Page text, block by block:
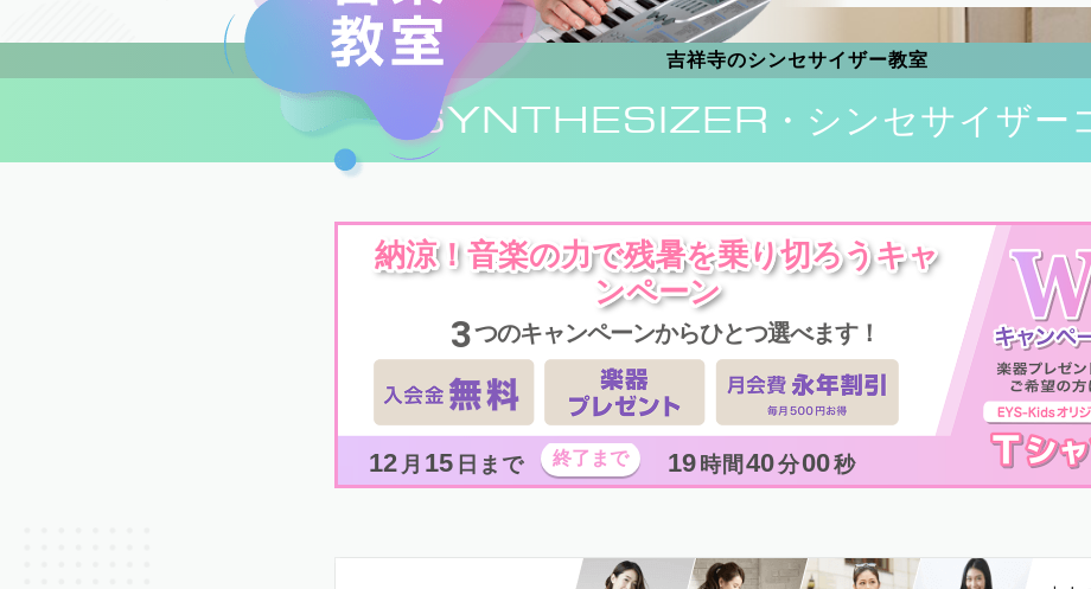
吉祥寺のシンセサイザー教室
SYNTHESIZER ・シンセサイザー
納涼！音楽の力で残暑を乗り切ろうキャ
ンペーン
3つのキャンペーンからひとつ選べます！
12 月 15 日まで 19 時間 39分59秒